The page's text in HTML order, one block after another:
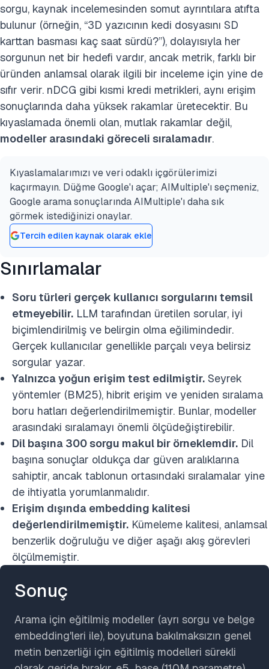
sorgu, kaynak incelemesinden somut ayrıntılara atıfta
bulunur (örneğin, “3D yazıcının kedi dosyasını SD
karttan basması kaç saat sürdü?”), dolayısıyla her
sorgunun net bir hedefi vardır, ancak metrik, farklı bir
üründen anlamsal olarak ilgili bir inceleme için yine de
sıfır verir. nDCG gibi kısmi kredi metrikleri, aynı erişim
sonuçlarında daha yüksek rakamlar üretecektir. Bu
kıyaslamada önemli olan, mutlak rakamlar değil,
modeller arasındaki göreceli sıralamadır.
Kıyaslamalarımızı ve veri odaklı içgörülerimizi
kaçırmayın. Düğme Google'ı açar; AIMultiple'ı seçmeniz,
Google arama sonuçlarında AIMultiple'ı daha sık
görmek istediğinizi onaylar.
Tercih edilen kaynak olarak ekle
Sınırlamalar
Soru türleri gerçek kullanıcı sorgularını temsil
etmeyebilir. LLM tarafından üretilen sorular, iyi
biçimlendirilmiş ve belirgin olma eğilimindedir.
Gerçek kullanıcılar genellikle parçalı veya belirsiz
sorgular yazar.
Yalnızca yoğun erişim test edilmiştir. Seyrek
yöntemler (BM25), hibrit erişim ve yeniden sıralama
boru hatları değerlendirilmemiştir. Bunlar, modeller
arasındaki sıralamayı önemli ölçüdeğiştirebilir.
Dil başına 300 sorgu makul bir örneklemdir. Dil
başına sonuçlar oldukça dar güven aralıklarına
sahiptir, ancak tablonun ortasındaki sıralamalar yine
de ihtiyatla yorumlanmalıdır.
Erişim dışında embedding kalitesi
değerlendirilmemiştir. Kümeleme kalitesi, anlamsal
benzerlik doğruluğu ve diğer aşağı akış görevleri
ölçülmemiştir.
Sonuç
Arama için eğitilmiş modeller (ayrı sorgu ve belge
embedding'leri ile), boyutuna bakılmaksızın genel
metin benzerliği için eğitilmiş modelleri sürekli